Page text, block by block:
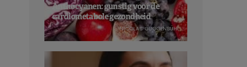
Anthocyanen: gunstig voor de
cardiometabole gezondheid
NICOLAS GUGGENBÜHL